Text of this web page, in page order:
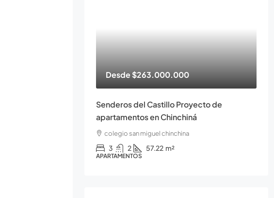
Desde$263.000.000
Senderos del Castillo Proyecto de
apartamentos en Chinchiná
colegio san miguel chinchina
3 2 57.22 m²
APARTAMENTOS